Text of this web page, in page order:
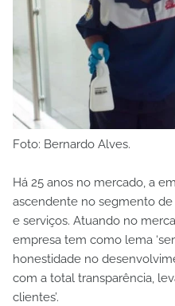
Foto: Bernardo Alves.
Há 25 anos no mercado, a
ascendente no segmento
e serviços. Atuando no
empresa tem como lema
honestidade no
com a total transparência,
clientes’.